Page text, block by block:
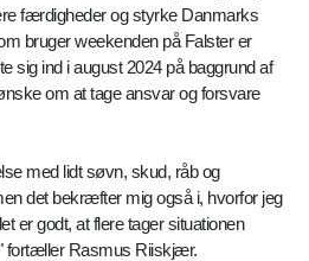
færdigheder og styrke Danmarks
bruger weekenden på Falster er
sig ind i august 2024 på baggrund af
om at tage ansvar og forsvare
med lidt søvn, skud, råb og
det bekræfter mig også i, hvorfor jeg
er godt, at flere tager situationen
fortæller Rasmus Riiskjær.